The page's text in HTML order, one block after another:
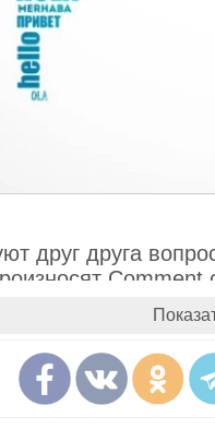
друг друга
при встрече
восходит к
вам».
утверждая